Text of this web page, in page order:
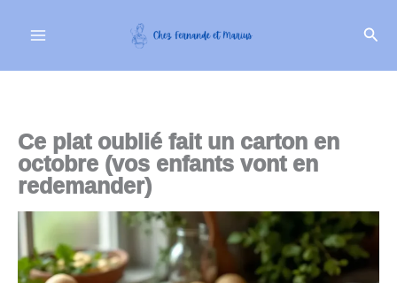
Ce plat oublié fait un carton en
octobre (vos enfants vont en
redemander)